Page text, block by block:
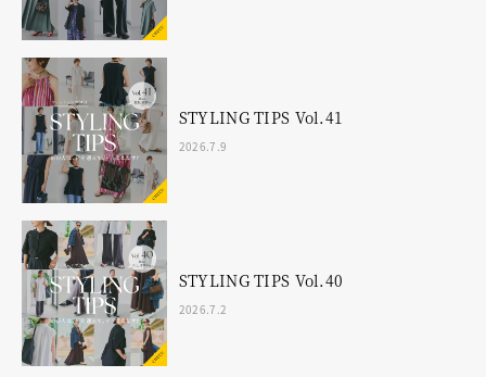
STYLING TIPS Vol.41
2026.7.9
STYLING TIPS Vol.40
2026.7.2